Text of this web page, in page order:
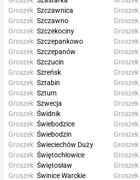
Groszek Szczawnica
Groszek Szczawno
Groszek
Groszek
Groszek Szczekociny
Groszek Szczepankowo
Groszek Szczepanów
Groszek Szczucin
Groszek
Groszek
Groszek
Groszek
Groszek Szreńsk
Groszek Sztabin
Groszek Sztum
Groszek Szwecja
Groszek
Groszek
Groszek
Groszek
Groszek Świdnik
Groszek Świebodzice
Groszek Świebodzin
Groszek Świeciechów Duży
Groszek
Groszek
Groszek
Groszek
Groszek Świętochłowice
Groszek Świętosław
Groszek Świnice Warckie
Groszek
Groszek
Groszek